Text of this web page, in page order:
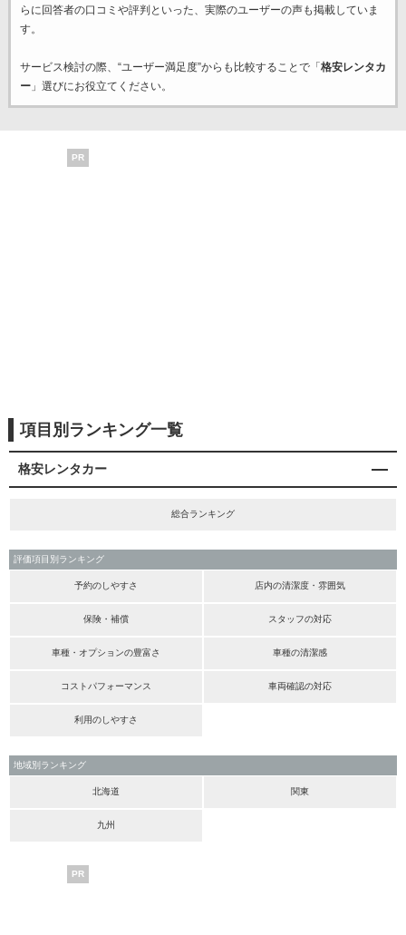
らに回答者の口コミや評判といった、実際のユーザーの声も掲載していま
す。
サービス検討の際、“ユーザー満足度”からも比較することで「 格安レンタカ
ー」選びにお役立てください。
PR
項目別ランキング一覧
格安レンタカー
総合ランキング
評価項目別ランキング
予約のしやすさ 店内の清潔度・雰囲気
保険・補償 スタッフの対応
車種・オプションの豊富さ 車種の清潔感
コストパフォーマンス 車両確認の対応
利用のしやすさ
地域別ランキング
北海道 関東
九州
PR